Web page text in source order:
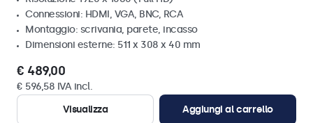
Connessioni: HDMI, VGA, BNC, RCA
Montaggio: scrivania, parete, incasso
Dimensioni esterne: 511 x 308 x 40 mm
€ 489,00
€ 596,58 IVA incl.
Visualizza
Aggiungi al carrello